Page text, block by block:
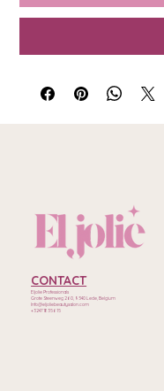
CONTACT
Eljolie Professionals
Grote Steenweg 260, 9340 Lede, Belgium
Info@eljoliebeautysalon.com
+32471835615